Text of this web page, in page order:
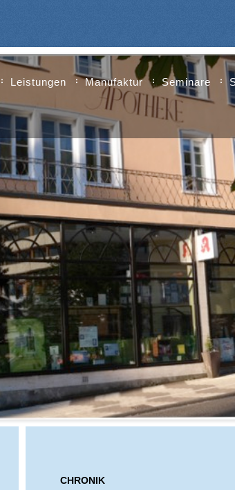
Leistungen Manufaktur Seminare
CHRONIK